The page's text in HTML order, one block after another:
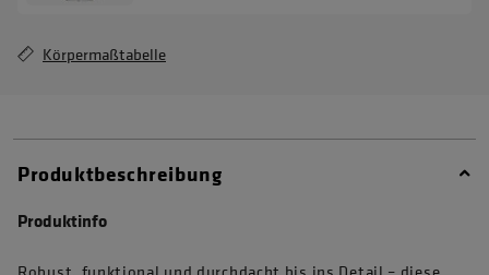
Körpermaßtabelle
Produktbeschreibung
Produktinfo